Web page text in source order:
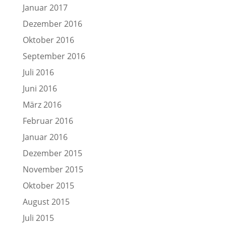
Januar 2017
Dezember 2016
Oktober 2016
September 2016
Juli 2016
Juni 2016
März 2016
Februar 2016
Januar 2016
Dezember 2015
November 2015
Oktober 2015
August 2015
Juli 2015